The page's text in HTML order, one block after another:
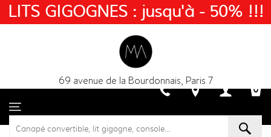
69 avenue de la Bourdonnais, Paris 7
LITS GIGOGNES : jusqu'à - 50% !!!